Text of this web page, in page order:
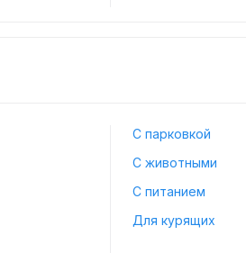
С парковкой
С животными
С питанием
Для курящих